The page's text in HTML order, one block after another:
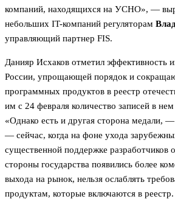
компаний, находящихся на УСНО», —
небольших IT-компаний регуляторам
управляющий партнер FIS.
Данияр Исхаков отметил
России, упрощающей порядок и
программных продуктов в реестр
им с 24 февраля количество записей в
«Однако есть и другая сторона медали, —
— сейчас, когда на фоне ухода
существенной поддержке разработчиков
стороны государства появились более
выхода на рынок, нельзя ослаблять
продуктам, которые включаются в